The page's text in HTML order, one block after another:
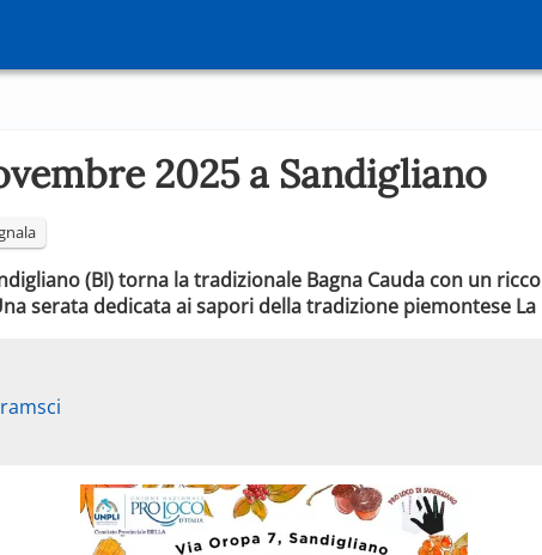
2025 a Sandigliano
(BI) torna la tradizionale Bagna Cauda con un
serata dedicata ai sapori della tradizione piemontese